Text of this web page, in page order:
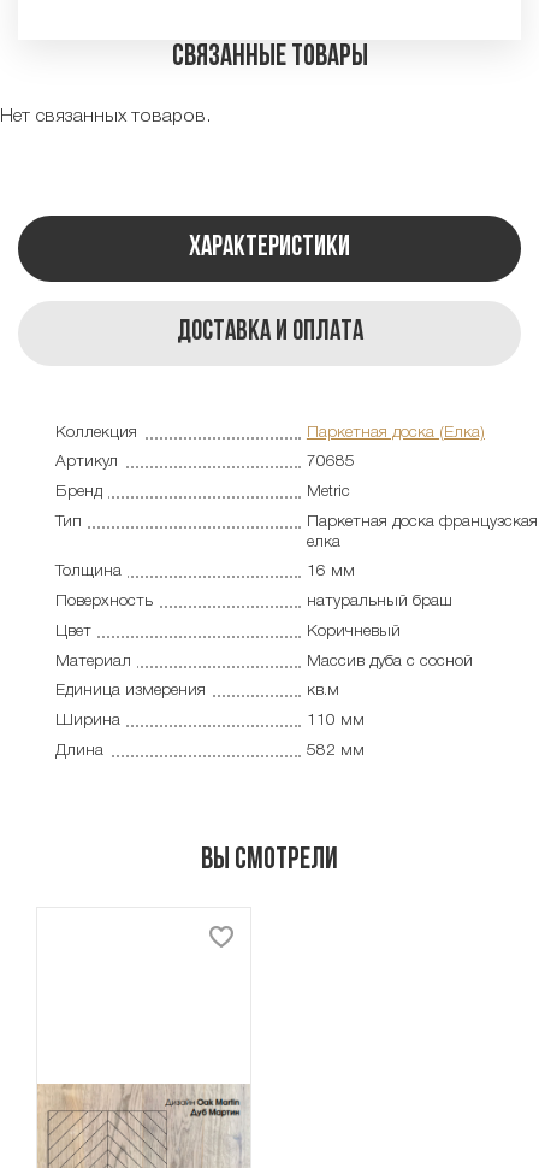
Связанные товары
Нет связанных товаров.
Характеристики
Доставка и оплата
Коллекция
Паркетная доска (Елка)
Артикул
70685
Бренд
Metric
Тип
Паркетная доска французская
елка
Толщина
16 мм
Поверхность
натуральный браш
Цвет
Коричневый
Материал
Массив дуба с сосной
Единица измерения
кв.м
Ширина
110 мм
Длина
582 мм
Вы смотрели